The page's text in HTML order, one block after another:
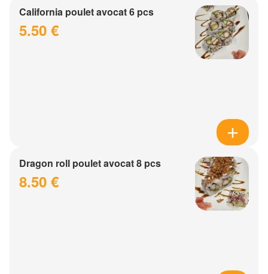
California poulet avocat 6 pcs
5.50 €
Dragon roll poulet avocat 8 pcs
8.50 €